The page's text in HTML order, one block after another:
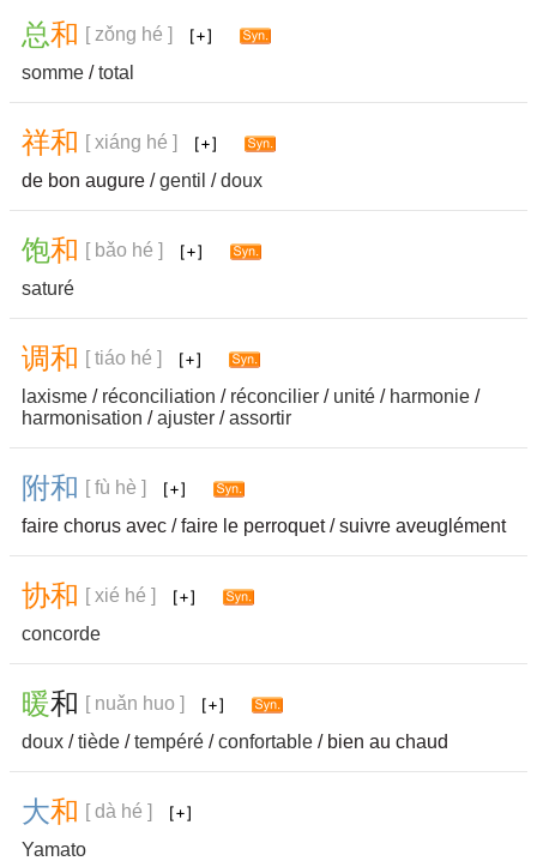
总和
[ zǒng hé ]
somme /total
祥和
[ xiáng hé ]
de bon augure /gentil /doux
饱和
[ bǎo hé ]
saturé
调和
[ tiáo hé ]
laxisme / réconciliation / réconcilier / unité / harmonie /
harmonisation /ajuster /assortir
附和
[ fù hè ]
faire chorus avec / faire le perroquet / suivre aveuglément
协和
[ xié hé ]
concorde
暖和
[ nuǎn huo ]
doux /tiède /tempéré /confortable / bien au chaud
大和 [ dà hé ]
Yamato